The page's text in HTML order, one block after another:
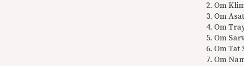
Om
Om
Om
Om
Om Tat
Om